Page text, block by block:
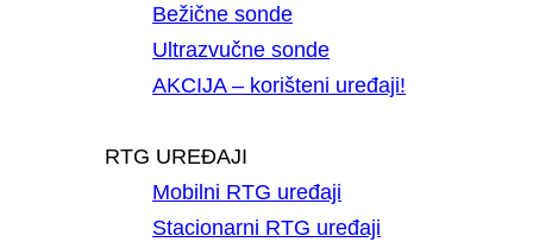
Bežične sonde
Ultrazvučne sonde
AKCIJA – korišteni uređaji!
RTG UREĐAJI
Mobilni RTG uređaji
Stacionarni RTG uređaji